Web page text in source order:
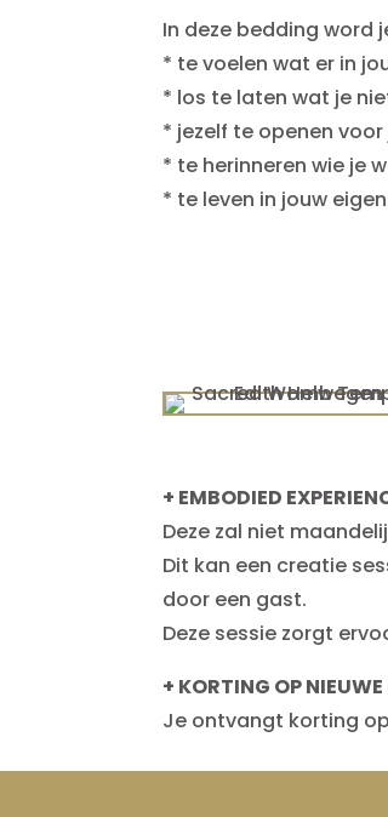
In deze bedding word
* te voelen wat er in
* los te laten wat je
* jezelf te openen
* te herinneren wie je
* te leven in jouw
+ EMBODIED
Deze zal niet
Dit kan een creatie
door een gast.
Deze sessie zorgt
+ KORTING OP
Je ontvangt korting